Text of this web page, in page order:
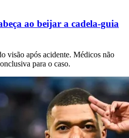
ao beijar a cadela-guia
visão após acidente. Médicos não
para o caso.